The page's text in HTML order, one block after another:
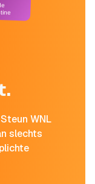
WNL
slechts